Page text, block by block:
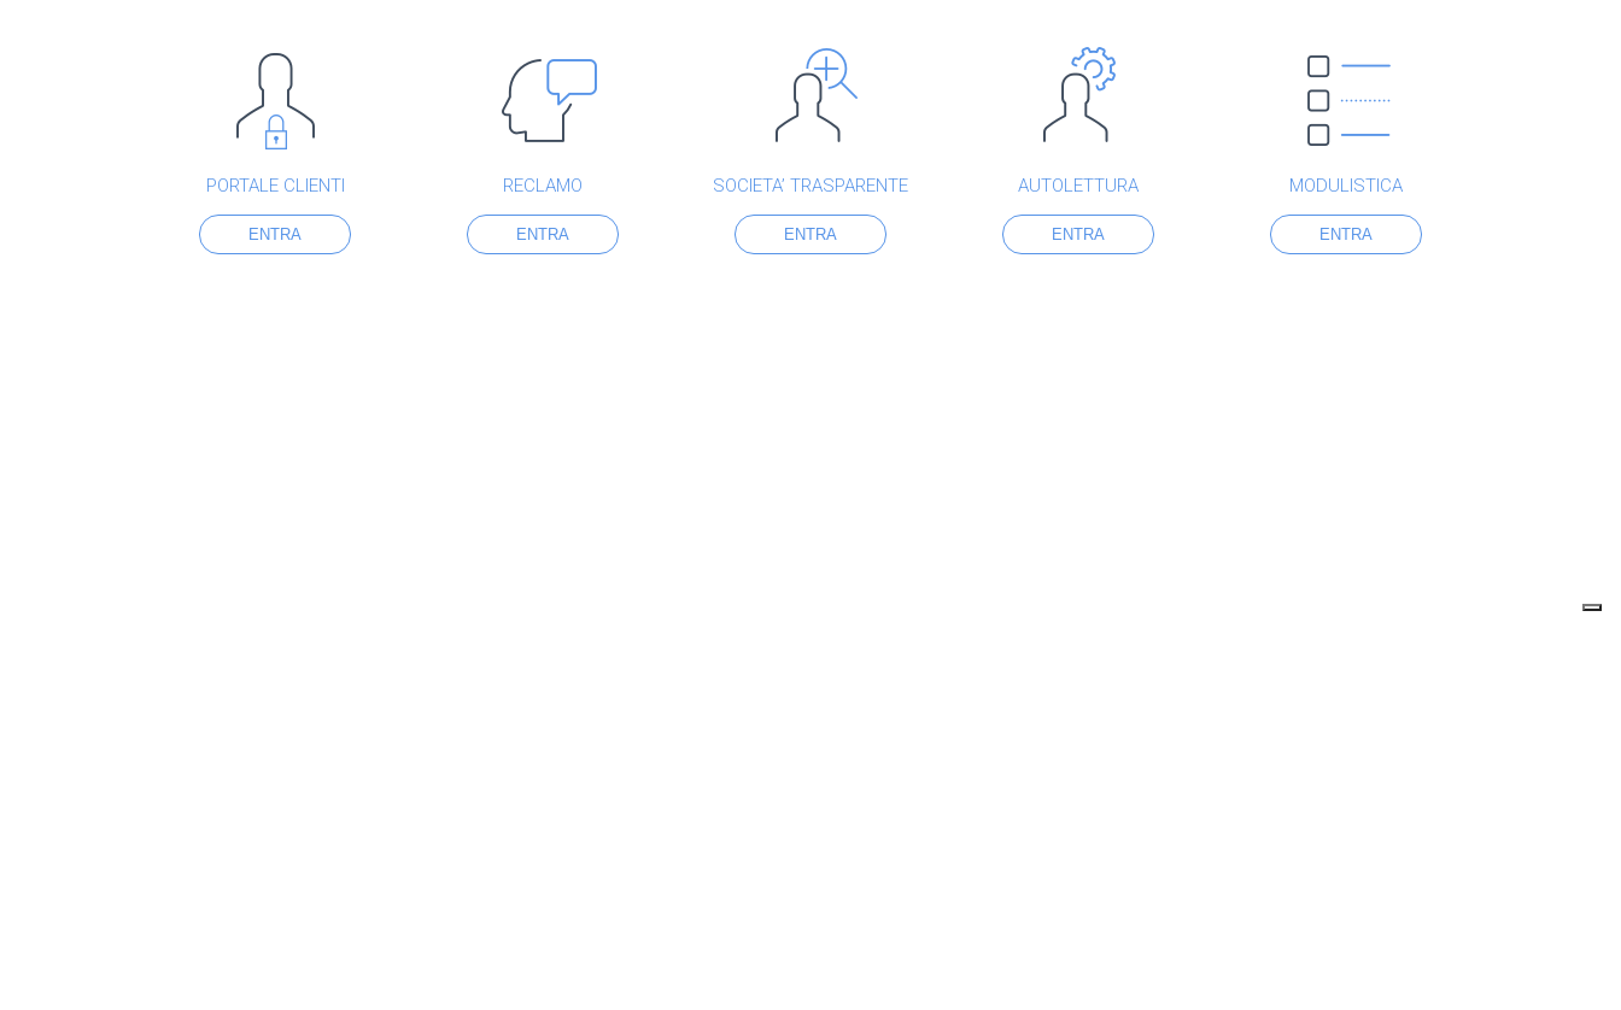
PORTALE CLIENTI
ENTRA
RECLAMO
ENTRA
SOCIETA’ TRASPARENTE
ENTRA
AUTOLETTURA
ENTRA
MODULISTICA
ENTRA